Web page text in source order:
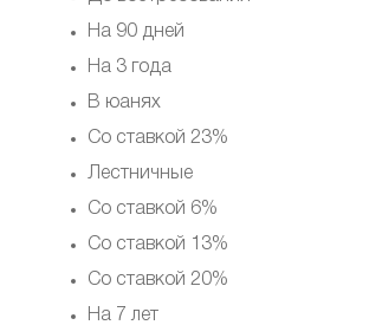
На 90 дней
На 3 года
В юанях
Со ставкой 23%
Лестничные
Со ставкой 6%
Со ставкой 13%
Со ставкой 20%
На 7 лет